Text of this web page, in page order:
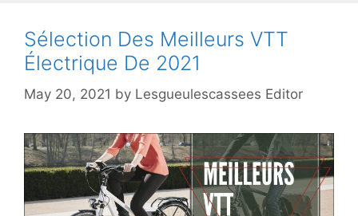
Sélection Des Meilleurs VTT
Électrique De 2021
May 20, 2021 by Lesgueulescassees Editor